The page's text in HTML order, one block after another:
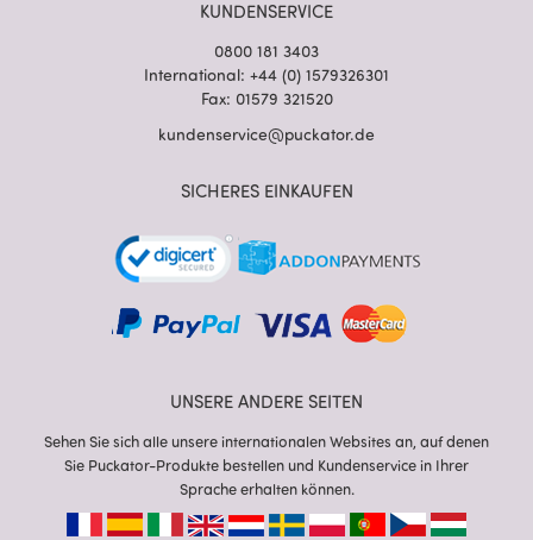
KUNDENSERVICE
0800 181 3403
International: +44 (0) 1579326301
Fax: 01579 321520
kundenservice@puckator.de
SICHERES EINKAUFEN
UNSERE ANDERE SEITEN
Sehen Sie sich alle unsere internationalen Websites an, auf denen
Sie Puckator-Produkte bestellen und Kundenservice in Ihrer
Sprache erhalten können.